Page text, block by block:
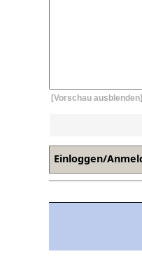
[Vorschau ausblenden]